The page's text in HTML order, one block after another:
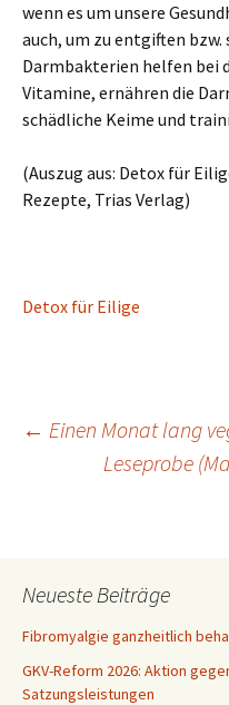
wenn es um unsere
auch, um zu entgiften
Darmbakterien helfen bei
Vitamine, ernähren die
schädliche Keime und
(Auszug aus: Detox für
Rezepte, Trias Verlag)
Detox für Eilige
← Einen Monat lang
Leseprobe
Neueste Beiträge
Fibromyalgie ganzheitlich
GKV-Reform 2026: Aktion
Satzungsleistungen